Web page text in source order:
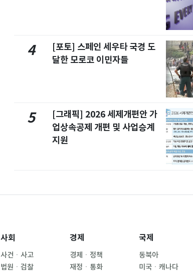
4
[포토] 스페인 세우타 국경 도
달한 모로코 이민자들
5
[그래픽] 2026 세제개편안 가
업상속공제 개편 및 사업승계
지원
사회
사건ㆍ사고
법원ㆍ검찰
경제
경제ㆍ정책
재정ㆍ통화
국제
동북아
미국ㆍ캐나다